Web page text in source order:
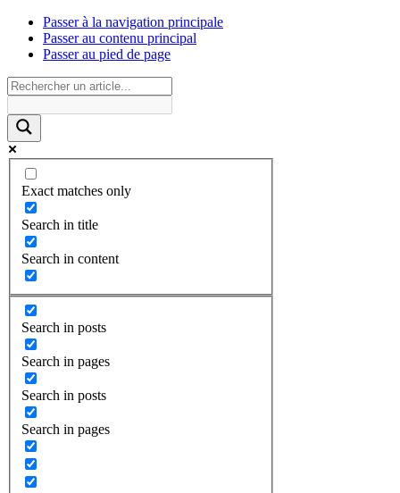
Passer à la navigation principale
Passer au contenu principal
Passer au pied de page
Exact matches only
Search in title
Search in content
Search in posts
Search in pages
Search in posts
Search in pages